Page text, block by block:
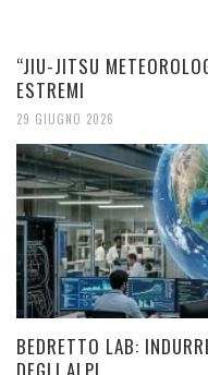
“JIU-JITSU
ESTREMI
29 GIUGNO 2026
BEDRETTO LAB: